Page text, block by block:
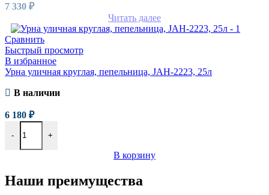
7 330 ₽
Читать далее
Сравнить
Быстрый просмотр
В избранное
Урна уличная круглая, пепельница, JAH-2223, 25л
В наличии
6 180 ₽
- +
В корзину
Наши преимущества